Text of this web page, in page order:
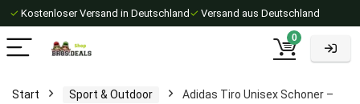
✓ Kostenloser Versand in Deutschland ✓ Versand aus Deutschland
0
Start Sport & Outdoor
Adidas Tiro Unisex Schoner –